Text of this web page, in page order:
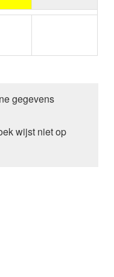
HYDROXYDE
gegevens
wijst niet op